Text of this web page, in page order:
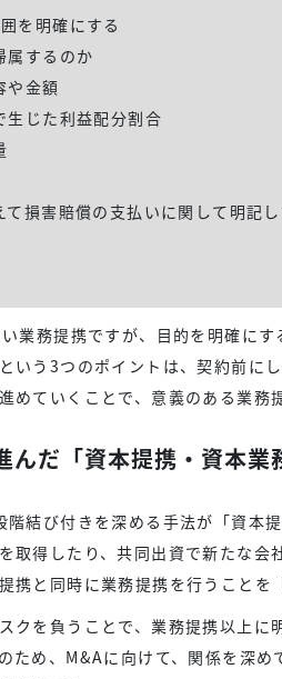
を明確にする
属するのか
や金額
じた利益配分割合
損害賠償の支払いに関して明記し
業務提携ですが、目的を明確に
いう3つのポイントは、契約前に
めていくことで、意義のある業務
だ「資本提携・資本業
結び付きを深める手法が「資本
取得したり、共同出資で新たな
携と同時に業務提携を行うことを
クを負うことで、業務提携以上
ため、M&Aに向けて、関係を深